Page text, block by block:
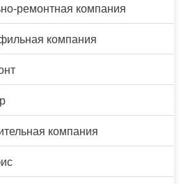
ремонтная компания
компания
компания